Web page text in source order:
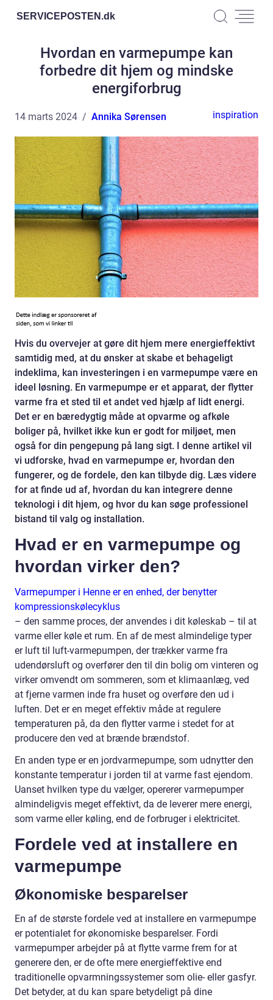
SERVICEPOSTEN.dk
Hvordan en varmepumpe kan
forbedre dit hjem og mindske
energiforbrug
14 marts 2024 Annika Sørensen inspiration
Hvis du overvejer at gøre dit hjem mere energieffektivt
samtidig med, at du ønsker at skabe et behageligt
indeklima, kan investeringen i en varmepumpe være en
ideel løsning. En varmepumpe er et apparat, der flytter
varme fra et sted til et andet ved hjælp af lidt energi.
Det er en bæredygtig måde at opvarme og afkøle
boliger på, hvilket ikke kun er godt for miljøet, men
også for din pengepung på lang sigt. I denne artikel vil
vi udforske, hvad en varmepumpe er, hvordan den
fungerer, og de fordele, den kan tilbyde dig. Læs videre
for at finde ud af, hvordan du kan integrere denne
teknologi i dit hjem, og hvor du kan søge professionel
bistand til valg og installation.
Hvad er en varmepumpe og
hvordan virker den?
Varmepumper i Henne er en enhed, der benytter
kompressionskølecyklus
– den samme proces, der anvendes i dit køleskab – til at
varme eller køle et rum. En af de mest almindelige typer
er luft til luft-varmepumpen, der trækker varme fra
udendørsluft og overfører den til din bolig om vinteren og
virker omvendt om sommeren, som et klimaanlæg, ved
at fjerne varmen inde fra huset og overføre den ud i
luften. Det er en meget effektiv måde at regulere
temperaturen på, da den flytter varme i stedet for at
producere den ved at brænde brændstof.
En anden type er en jordvarmepumpe, som udnytter den
konstante temperatur i jorden til at varme fast ejendom.
Uanset hvilken type du vælger, opererer varmepumper
almindeligvis meget effektivt, da de leverer mere energi,
som varme eller køling, end de forbruger i elektricitet.
Fordele ved at installere en
varmepumpe
Økonomiske besparelser
En af de største fordele ved at installere en varmepumpe
er potentialet for økonomiske besparelser. Fordi
varmepumper arbejder på at flytte varme frem for at
generere den, er de ofte mere energieffektive end
traditionelle opvarmningssystemer som olie- eller gasfyr.
Det betyder, at du kan spare betydeligt på dine